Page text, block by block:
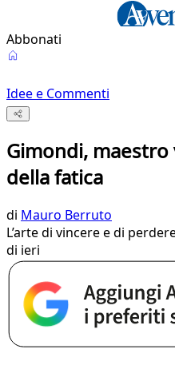
Abbonati
Idee e Commenti
Gimondi,
della fatica
di Mauro Berruto
L’arte di vincere e di
di ieri